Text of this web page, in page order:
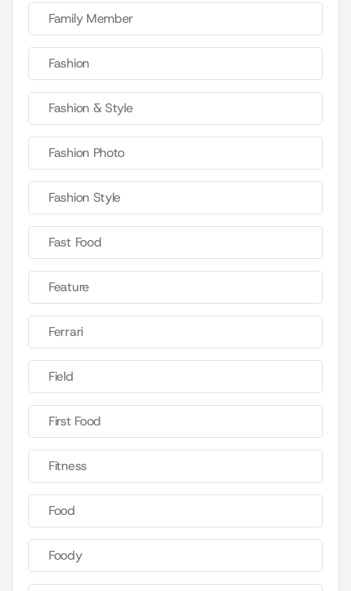
Family Member
Fashion
Fashion & Style
Fashion Photo
Fashion Style
Fast Food
Feature
Ferrari
Field
First Food
Fitness
Food
Foody